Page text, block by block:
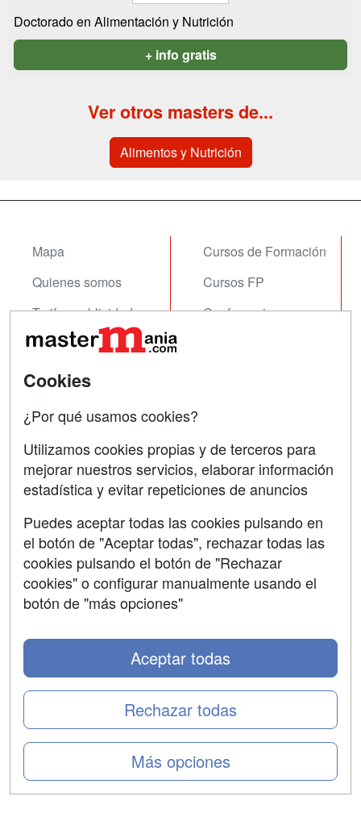
Doctorado en Alimentación y Nutrición
+ info gratis
Ver otros masters de...
Alimentos y Nutrición
Mapa
Quienes somos
Tarifas publicidad
Acceso Usuarios
Acceso Centros
Cursos de Formación
Cursos FP
Conferencias
Contactar
Confidencialidad
Aviso legal
Copyleft
Cookies
¿Por qué usamos cookies?
Utilizamos cookies propias y de terceros para
mejorar nuestros servicios, elaborar información
estadística y evitar repeticiones de anuncios
Puedes aceptar todas las cookies pulsando en
el botón de "Aceptar todas", rechazar todas las
cookies pulsando el botón de "Rechazar
cookies" o configurar manualmente usando el
botón de "más opciones"
Más opciones
Rechazar todas
Aceptar todas